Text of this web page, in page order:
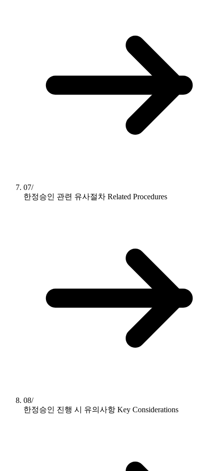
07/
한정승인 관련 유사절차 Related Procedures
08/
한정승인 진행 시 유의사항 Key Considerations